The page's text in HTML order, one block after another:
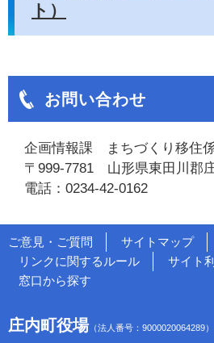
ト）
お問い合わせ
企画情報課 まちづくり移住
〒999-7781 山形県東田川郡
電話：0234-42-0162
ご意見・ご質問 サイトマップ
リンクに関するルール
サイト
窓口から探す
庄内町役場（法人番号：9000020064289）